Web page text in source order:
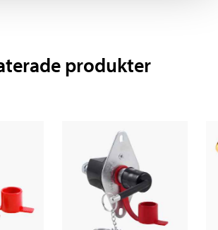
produkter